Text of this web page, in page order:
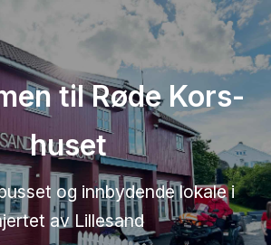
til Røde Kors-
huset
og innbydende lokale i
av Lillesand